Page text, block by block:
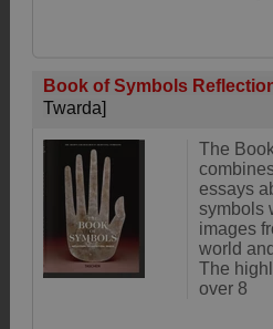
Book of Symbols
Twarda]
The
essays
symbols
images
world
The
over 8